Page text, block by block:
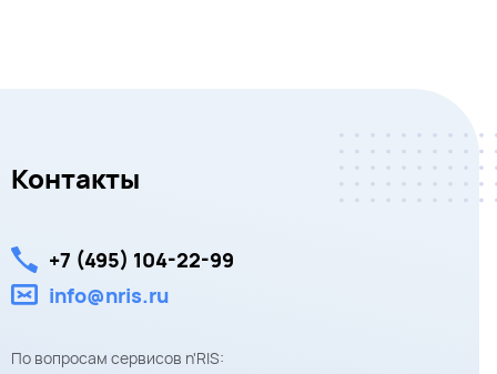
Контакты
+7 (495) 104-22-99
info@nris.ru
По вопросам сервисов n'RIS: